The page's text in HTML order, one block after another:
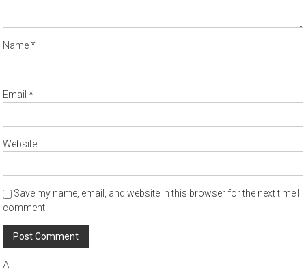
Name*
Email*
Website
Save my name, email, and website in this browser for the next time I
comment.
Δ